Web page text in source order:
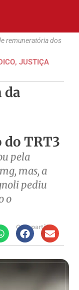
remuneratória dos
, JUSTIÇA
da
TRT3
pela
mas, a
pediu
o
Compartilhe